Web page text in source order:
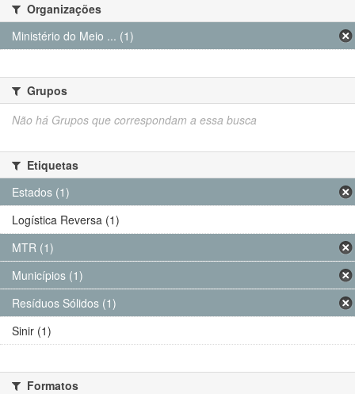
Organizações
Ministério do Meio ... (1)
Grupos
Não há Grupos que correspondam a essa busca
Etiquetas
Estados (1)
Logística Reversa (1)
MTR (1)
Municípios (1)
Resíduos Sólidos (1)
Sinir (1)
Formatos